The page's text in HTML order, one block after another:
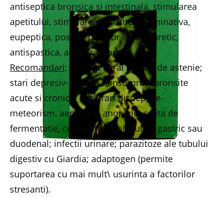
antiseptica bronsica si intestinala, stimularea
apetitului, stimularea digestiei, carminativa,
eupeptica, poseda un usor efect diuretic,
antispastica, antiparazitara.
Recomandari: tonic general in stari de astenie;
stari depresiv-anxioase, insomnie; bronsite
acute si cronice; tulburari dispeptice-
meteorism, aerofagie, anorexie, colita de
fermentatie, colici intestinale; ulcer gastric sau
duodenal; infectii urinare; parazitoze ale tubului
digestiv cu Giardia; adaptogen (permite
suportarea cu mai mult\ usurinta a factorilor
stresanti).